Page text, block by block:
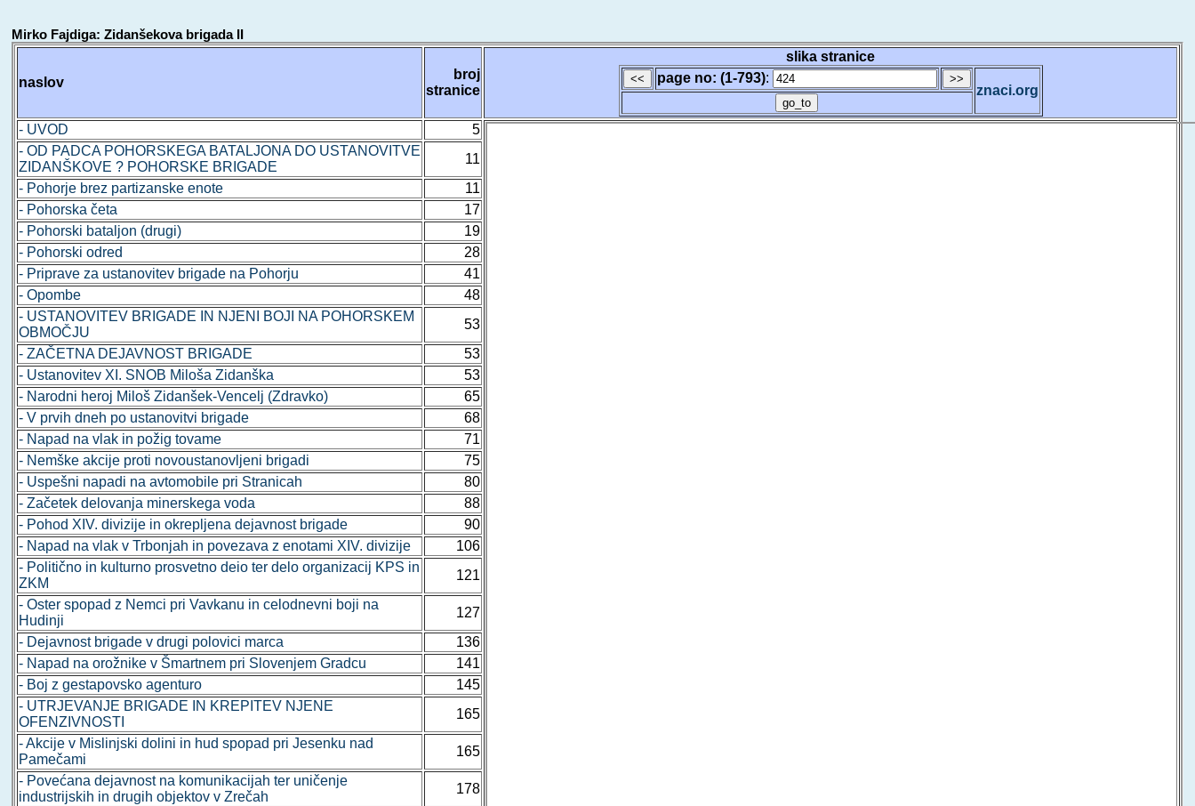
Mirko Fajdiga: Zidanšekova brigada II
naslov
broj
stranice
slika stranice
page no: (1-793):
znaci.org
- UVOD
5
- OD PADCA POHORSKEGA BATALJONA DO USTANOVITVE
ZIDANŠKOVE ? POHORSKE BRIGADE
11
- Pohorje brez partizanske enote
11
- Pohorska četa
17
- Pohorski bataljon (drugi)
19
- Pohorski odred
28
- Priprave za ustanovitev brigade na Pohorju
41
- Opombe
48
- USTANOVITEV BRIGADE IN NJENI BOJI NA POHORSKEM
OBMOČJU
53
- ZAČETNA DEJAVNOST BRIGADE
53
- Ustanovitev XI. SNOB Miloša Zidanška
53
- Narodni heroj Miloš Zidanšek-Vencelj (Zdravko)
65
- V prvih dneh po ustanovitvi brigade
68
- Napad na vlak in požig tovame
71
- Nemške akcije proti novoustanovljeni brigadi
75
- Uspešni napadi na avtomobile pri Stranicah
80
- Začetek delovanja minerskega voda
88
- Pohod XIV. divizije in okrepljena dejavnost brigade
90
- Napad na vlak v Trbonjah in povezava z enotami XIV. divizije
106
- Politično in kulturno prosvetno deio ter delo organizacij KPS in
ZKM
121
- Oster spopad z Nemci pri Vavkanu in celodnevni boji na
Hudinji
127
- Dejavnost brigade v drugi polovici marca
136
- Napad na orožnike v Šmartnem pri Slovenjem Gradcu
141
- Boj z gestapovsko agenturo
145
- UTRJEVANJE BRIGADE IN KREPITEV NJENE
OFENZIVNOSTI
165
- Akcije v Mislinjski dolini in hud spopad pri Jesenku nad
Pamečami
165
- Povećana dejavnost na komunikacijah ter uničenje
industrijskih in drugih objektov v Zrečah
178